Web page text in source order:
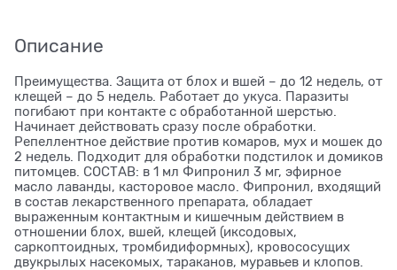
Описание
Преимущества. Защита от блох и вшей – до 12 недель, от
клещей – до 5 недель. Работает до укуса. Паразиты
погибают при контакте с обработанной шерстью.
Начинает действовать сразу после обработки.
Репеллентное действие против комаров, мух и мошек до
2 недель. Подходит для обработки подстилок и домиков
питомцев. СОСТАВ: в 1 мл Фипронил 3 мг, эфирное
масло лаванды, касторовое масло. Фипронил, входящий
в состав лекарственного препарата, обладает
выраженным контактным и кишечным действием в
отношении блох, вшей, клещей (иксодовых,
саркоптоидных, тромбидиформных), кровососущих
двукрылых насекомых, тараканов, муравьев и клопов.